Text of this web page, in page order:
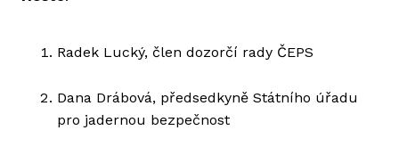
Radek Lucký, člen dozorčí rady ČEPS
Dana Drábová, předsedkyně Státního úřadu
pro jadernou bezpečnost